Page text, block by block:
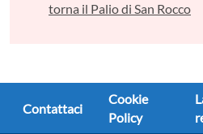
torna il Palio di San Rocco
Contattaci
Cookie
Policy